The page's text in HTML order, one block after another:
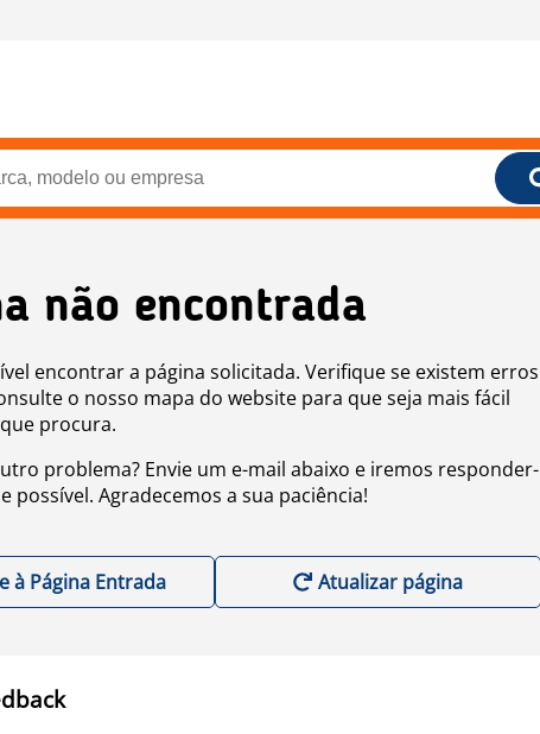
não encontrada
encontrar a página solicitada. Verifique se existem erros
o nosso mapa do website para que seja mais fácil
procura.
problema? Envie um e-mail abaixo e iremos responder-
possível. Agradecemos a sua paciência!
à Página Entrada Atualizar página